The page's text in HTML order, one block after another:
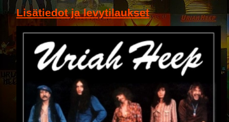
Lisätiedot ja levytilaukset